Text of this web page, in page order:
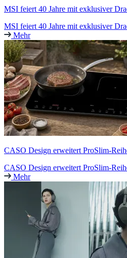
MSI feiert 40 Jahre mit exklusiver
MSI feiert 40 Jahre mit exklusiver
Mehr
CASO Design erweitert ProSlim-
CASO Design erweitert ProSlim-
Mehr